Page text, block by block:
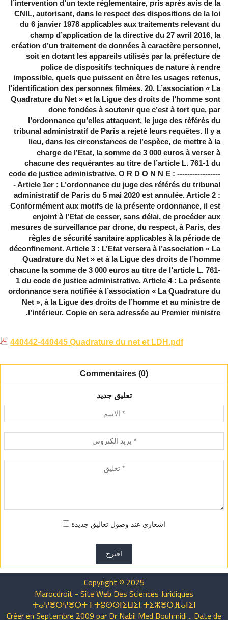
440442-440445 Quadrature du net et LDH.pdf
Commentaires (0)
تعليق جديد
اشعاري عند وصول تعاليق جديدة
اقترح
Copyright © 2025
Marocdroit - Site Web Des Sciences Juridiques
ⵜⴰⵖⴻⵔⵖⴻⵔⵜ ⵏ ⵜⵓⵙⵙⵏⵉⵡⵉⵏ ⵜⵉⵣⴻⵔⴼⴰⵏⵉⵏ
Créer en Septembre 2009 par Dr Nabil Med Bouhmidi .. Date de